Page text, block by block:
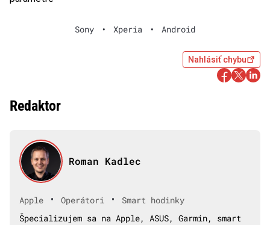
Sony • Xperia • Android
Nahlásiť chybu
Redaktor
Roman Kadlec
Apple • Operátori •
Smart hodinky
Špecializujem sa na Apple, ASUS, Garmin, smart